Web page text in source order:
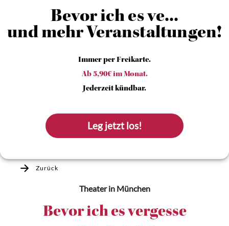
Bevor ich es ve...
und mehr Veranstaltungen!
Immer per Freikarte.
Ab 5,90€ im Monat.
Jederzeit kündbar.
Leg jetzt los!
Zurück
Theaterin München
Bevor ich es vergesse